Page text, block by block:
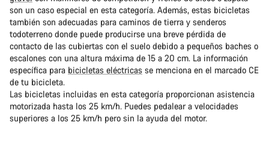
son un caso especial en esta categoría. Además, estas bicicletas
también son adecuadas para caminos de tierra y senderos
todoterreno donde puede producirse una breve pérdida de
contacto de las cubiertas con el suelo debido a pequeños baches o
escalones con una altura máxima de 15 a 20 cm. La información
específica para bicicletas eléctricas se menciona en el marcado CE
de tu bicicleta.
Las bicicletas incluidas en esta categoría proporcionan asistencia
motorizada hasta los 25 km/h. Puedes pedalear a velocidades
superiores a los 25 km/h pero sin la ayuda del motor.